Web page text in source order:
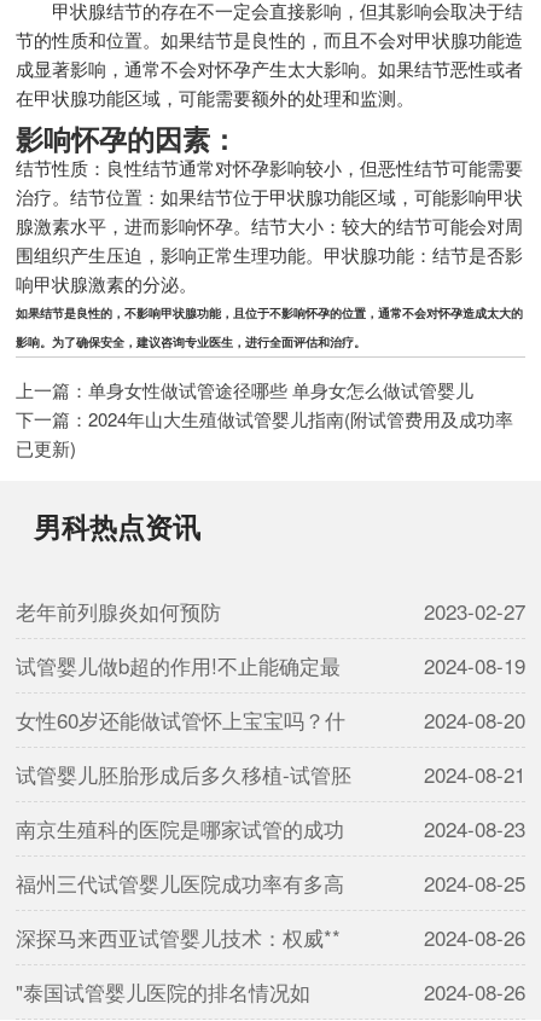
甲状腺结节的存在不一定会直接影响，但其影响会取决于结
节的性质和位置。如果结节是良性的，而且不会对甲状腺功能造
成显著影响，通常不会对怀孕产生太大影响。如果结节恶性或者
在甲状腺功能区域，可能需要额外的处理和监测。
影响怀孕的因素：
结节性质：良性结节通常对怀孕影响较小，但恶性结节可能需要
治疗。结节位置：如果结节位于甲状腺功能区域，可能影响甲状
腺激素水平，进而影响怀孕。结节大小：较大的结节可能会对周
围组织产生压迫，影响正常生理功能。甲状腺功能：结节是否影
响甲状腺激素的分泌。
如果结节是良性的，不影响甲状腺功能，且位于不影响怀孕的位置，通常不会对怀孕造成太大的
影响。为了确保安全，建议咨询专业医生，进行全面评估和治疗。
上一篇：单身女性做试管途径哪些 单身女怎么做试管婴儿
下一篇：2024年山大生殖做试管婴儿指南(附试管费用及成功率
已更新)
男科热点资讯
老年前列腺炎如何预防
2023-02-27
试管婴儿做b超的作用!不止能确定最
2024-08-19
女性60岁还能做试管怀上宝宝吗？什
2024-08-20
试管婴儿胚胎形成后多久移植-试管胚
2024-08-21
南京生殖科的医院是哪家试管的成功
2024-08-23
福州三代试管婴儿医院成功率有多高
2024-08-25
深探马来西亚试管婴儿技术：权威**
2024-08-26
"泰国试管婴儿医院的排名情况如
2024-08-26